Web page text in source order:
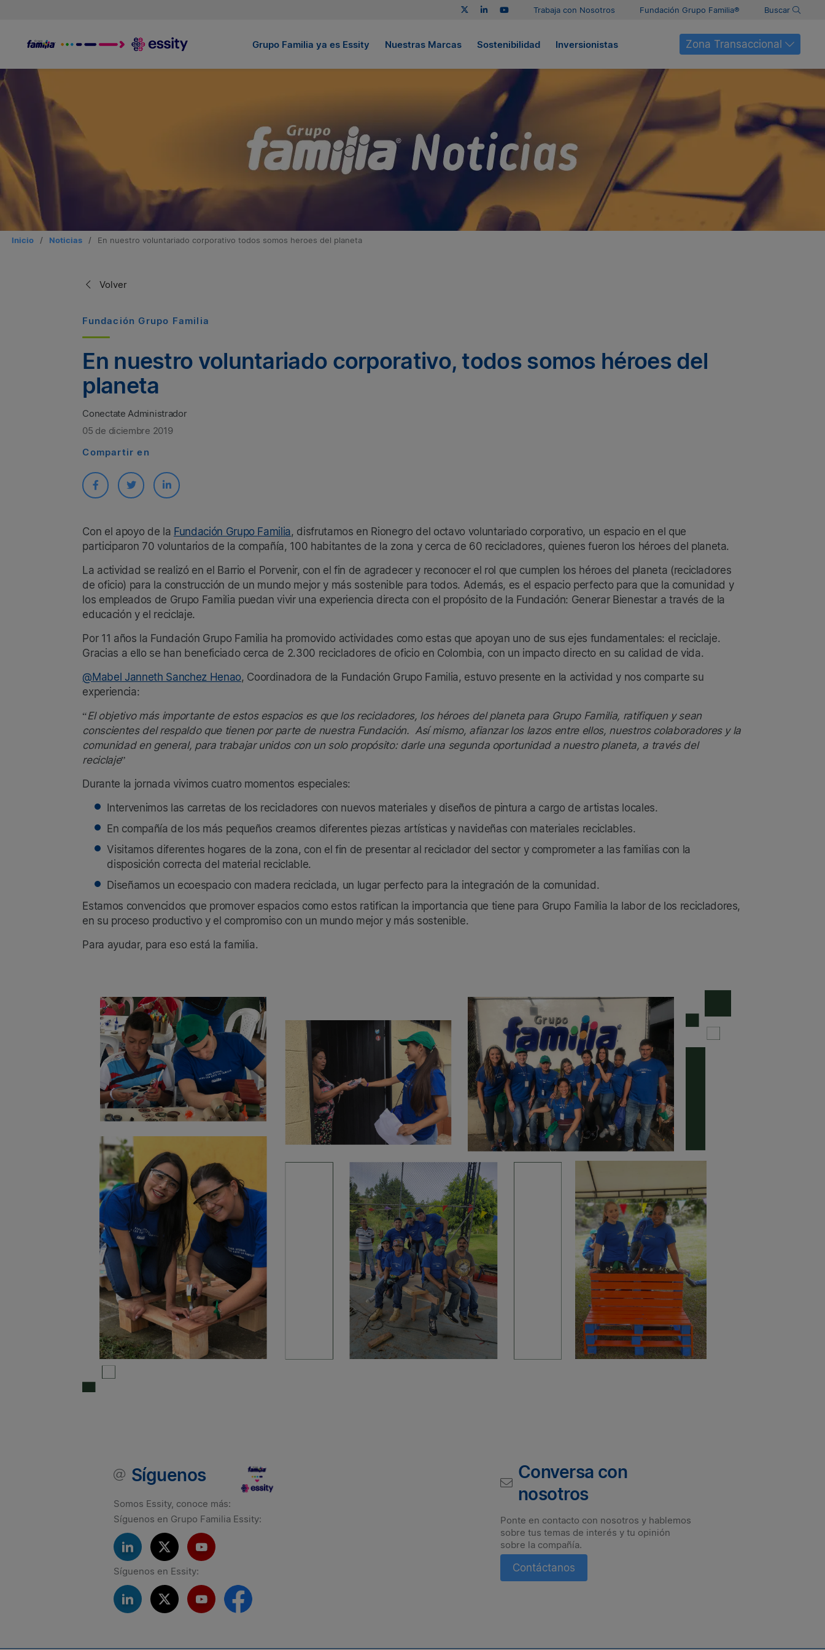
Trabaja con Nosotros Fundación Grupo Familia® Buscar
Grupo Familia ya es Essity Nuestras Marcas Sostenibilidad Inversionistas Zona Transaccional
Inicio / Noticias / En nuestro voluntariado corporativo todos somos heroes del planeta
Volver
Fundación Grupo Familia
En nuestro voluntariado corporativo, todos somos héroes del
planeta
Conectate Administrador
05 de diciembre 2019
Compartir en
Con el apoyo de la Fundación Grupo Familia, disfrutamos en Rionegro del octavo voluntariado corporativo, un espacio en el que
participaron 70 voluntarios de la compañía, 100 habitantes de la zona y cerca de 60 recicladores, quienes fueron los héroes del planeta.
La actividad se realizó en el Barrio el Porvenir, con el fin de agradecer y reconocer el rol que cumplen los héroes del planeta (recicladores
de oficio) para la construcción de un mundo mejor y más sostenible para todos. Además, es el espacio perfecto para que la comunidad y
los empleados de Grupo Familia puedan vivir una experiencia directa con el propósito de la Fundación: Generar Bienestar a través de la
educación y el reciclaje.
Por 11 años la Fundación Grupo Familia ha promovido actividades como estas que apoyan uno de sus ejes fundamentales: el reciclaje.
Gracias a ello se han beneficiado cerca de 2.300 recicladores de oficio en Colombia, con un impacto directo en su calidad de vida.
@Mabel Janneth Sanchez Henao, Coordinadora de la Fundación Grupo Familia, estuvo presente en la actividad y nos comparte su
experiencia:
“El objetivo más importante de estos espacios es que los recicladores, los héroes del planeta para Grupo Familia, ratifiquen y sean
conscientes del respaldo que tienen por parte de nuestra Fundación. Así mismo, afianzar los lazos entre ellos, nuestros colaboradores y la
comunidad en general, para trabajar unidos con un solo propósito: darle una segunda oportunidad a nuestro planeta, a través del
reciclaje”
Durante la jornada vivimos cuatro momentos especiales:
Intervenimos las carretas de los recicladores con nuevos materiales y diseños de pintura a cargo de artistas locales.
En compañía de los más pequeños creamos diferentes piezas artísticas y navideñas con materiales reciclables.
Visitamos diferentes hogares de la zona, con el fin de presentar al reciclador del sector y comprometer a las familias con la
disposición correcta del material reciclable.
Diseñamos un ecoespacio con madera reciclada, un lugar perfecto para la integración de la comunidad.
Estamos convencidos que promover espacios como estos ratifican la importancia que tiene para Grupo Familia la labor de los recicladores,
en su proceso productivo y el compromiso con un mundo mejor y más sostenible.
Para ayudar, para eso está la familia.
Síguenos
Somos Essity, conoce más:
Síguenos en Grupo Familia Essity:
Síguenos en Essity:
Conversa con
nosotros
Ponte en contacto con nosotros y hablemos
sobre tus temas de interés y tu opinión
sobre la compañía.
Contáctanos